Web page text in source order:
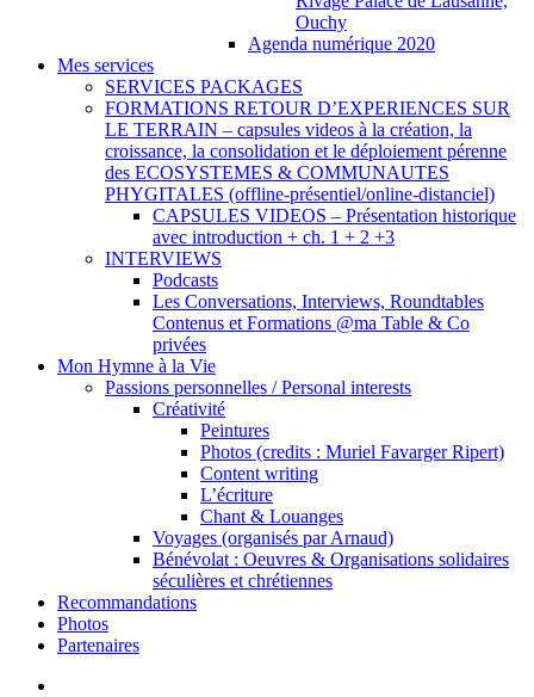
Ouchy
Agenda numérique 2020
Mes services
SERVICES PACKAGES
FORMATIONS RETOUR D’EXPERIENCES SUR
LE TERRAIN – capsules videos à la création, la
croissance, la consolidation et le déploiement pérenne
des ECOSYSTEMES & COMMUNAUTES
PHYGITALES (offline-présentiel/online-distanciel)
CAPSULES VIDEOS – Présentation historique
avec introduction + ch. 1 + 2 +3
INTERVIEWS
Podcasts
Les Conversations, Interviews, Roundtables
Contenus et Formations @ma Table & Co
privées
Mon Hymne à la Vie
Passions personnelles / Personal interests
Créativité
Peintures
Photos (credits : Muriel Favarger Ripert)
Content writing
L’écriture
Chant & Louanges
Voyages (organisés par Arnaud)
Bénévolat : Oeuvres & Organisations solidaires
séculières et chrétiennes
Recommandations
Photos
Partenaires